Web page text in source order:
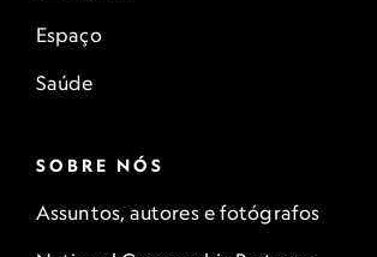
Espaço
Saúde
SOBRE NÓS
Assuntos, autores e fotógrafos